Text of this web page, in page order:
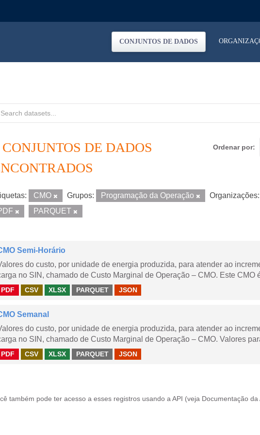
CONJUNTOS DE DADOS
Ordenar por
CONJUNTOS DE DADOS
CMO Grupos: Programação da Operação Organizações:
PARQUET
Semi-Horário
do custo, por unidade de energia produzida, para atender ao
no SIN, chamado de Custo Marginal de Operação – CMO. Este CMO
PDF CSV XLSX PARQUET JSON
Semanal
do custo, por unidade de energia produzida, para atender ao
no SIN, chamado de Custo Marginal de Operação – CMO. Valores
PDF CSV XLSX PARQUET JSON
também pode ter acesso a esses registros usando a API (veja Documentação da